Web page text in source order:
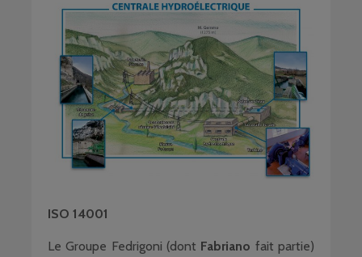
ISO 14001
Le Groupe Fedrigoni (dont Fabriano fait partie)